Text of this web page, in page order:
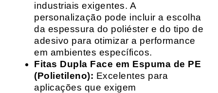
industriais exigentes. A
personalização pode incluir a escolha
da espessura do poliéster e do tipo de
adesivo para otimizar a performance
em ambientes específicos.
Fitas Dupla Face em Espuma de PE
(Polietileno): Excelentes para
aplicações que exigem